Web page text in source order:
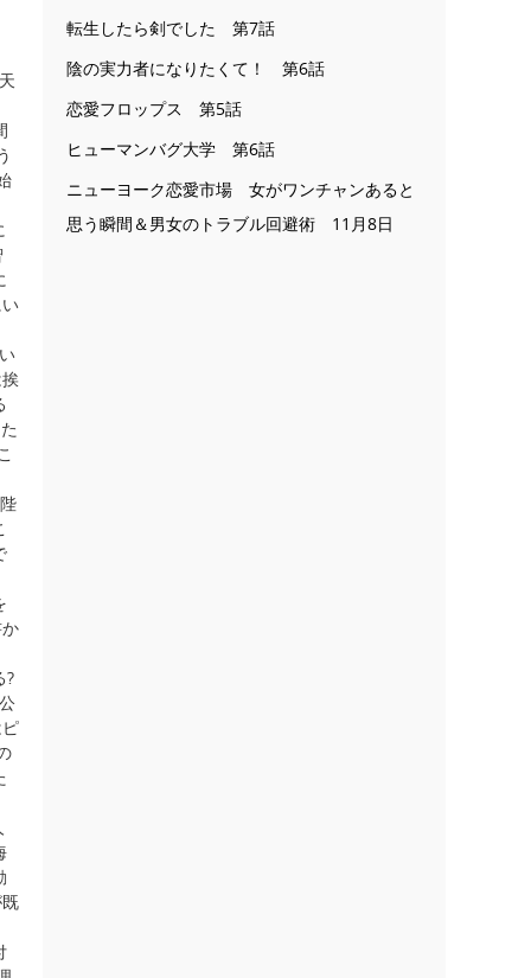
?
転生したら剣でした 第7話
陰の実力者になりたくて！ 第6話
恋愛フロップス 第5話
ヒューマンバグ大学 第6話
ニューヨーク恋愛市場 女がワンチャンあると
思う瞬間＆男女のトラブル回避術 11月8日